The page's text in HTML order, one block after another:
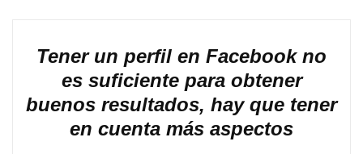
Tener un perfil en Facebook no
es suficiente para obtener
buenos resultados, hay que tener
en cuenta más aspectos